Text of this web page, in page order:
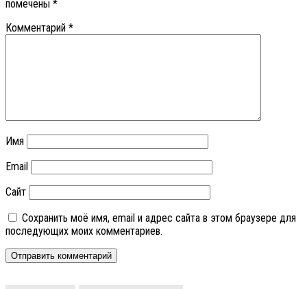
помечены *
Комментарий *
Имя
Email
Сайт
Сохранить моё имя, email и адрес сайта в этом браузере для
последующих моих комментариев.